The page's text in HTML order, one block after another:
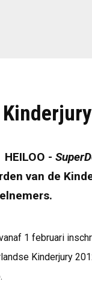
HEILOO -
van de
1 februari
Kinderjury